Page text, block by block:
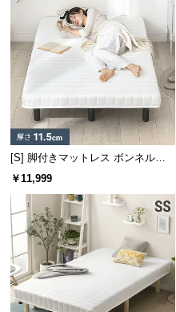
[S] 脚付きマットレス ボンネルコ
イル
￥11,999